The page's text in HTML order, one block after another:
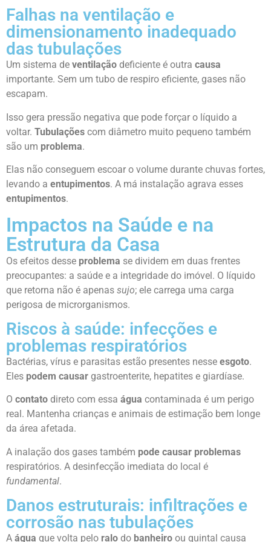
Falhas na ventilação e
dimensionamento inadequado
das tubulações
Um sistema de ventilação deficiente é outra causa
importante. Sem um tubo de respiro eficiente, gases não
escapam.
Isso gera pressão negativa que pode forçar o líquido a
voltar. Tubulações com diâmetro muito pequeno também
são um problema.
Elas não conseguem escoar o volume durante chuvas fortes,
levando a entupimentos. A má instalação agrava esses
entupimentos.
Impactos na Saúde e na
Estrutura da Casa
Os efeitos desse problema se dividem em duas frentes
preocupantes: a saúde e a integridade do imóvel. O líquido
que retorna não é apenas sujo; ele carrega uma carga
perigosa de microrganismos.
Riscos à saúde: infecções e
problemas respiratórios
Bactérias, vírus e parasitas estão presentes nesse esgoto.
Eles podem causar gastroenterite, hepatites e giardíase.
O contato direto com essa água contaminada é um perigo
real. Mantenha crianças e animais de estimação bem longe
da área afetada.
A inalação dos gases também pode causar problemas
respiratórios. A desinfecção imediata do local é
fundamental.
Danos estruturais: infiltrações e
corrosão nas tubulações
A água que volta pelo ralo do banheiro ou quintal causa